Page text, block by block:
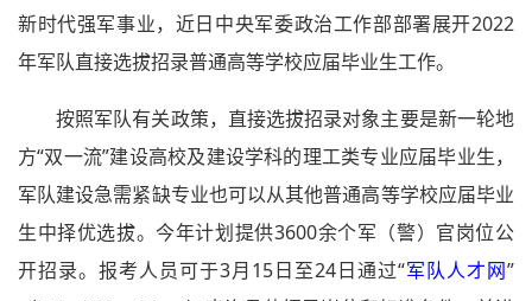
新时代强军事业，近日中央军委政治工作部部署展开2022
年军队直接选拔招录普通高等学校应届毕业生工作。
按照军队有关政策，直接选拔招录对象主要是新一轮地
方“双一流”建设高校及建设学科的理工类专业应届毕业生，
军队建设急需紧缺专业也可以从其他普通高等学校应届毕业
生中择优选拔。今年计划提供3600余个军（警）官岗位公
开招录。报考人员可于3月15日至24日通过“军队人才网”